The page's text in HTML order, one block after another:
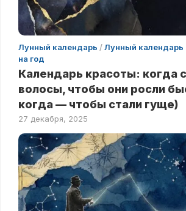
Лунный календарь /Лунный календарь
на год
Календарь красоты: когда
волосы, чтобы они росли
когда — чтобы стали гуще)
27 декабря, 2025